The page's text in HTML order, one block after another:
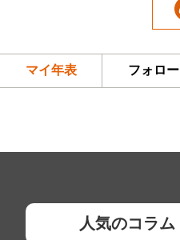
マイ年表 フォロー
人気のコラム